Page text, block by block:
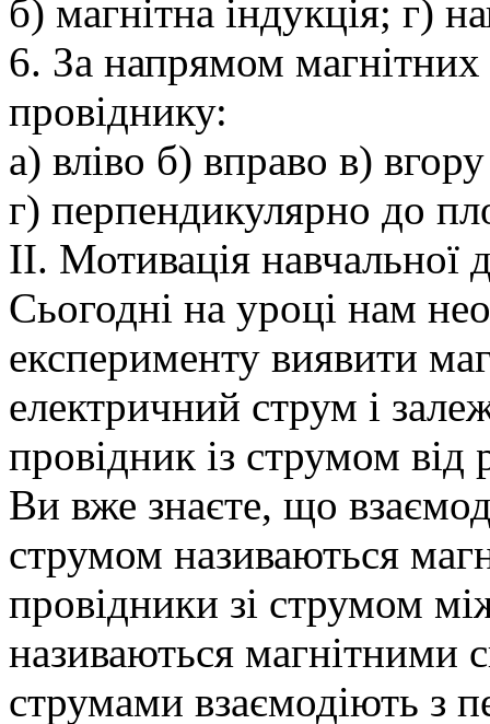
б) магнітна індукція; г)
6. За напрямом магнітних
провіднику:
а) вліво б) вправо в) вгору
г) перпендикулярно до
ІІ. Мотивація навчальної
Сьогодні на уроці нам
експерименту виявити
електричний струм і
провідник із струмом від
Ви вже знаєте, що
струмом називаються
провідники зі струмом
називаються магнітними
струмами взаємодіють з